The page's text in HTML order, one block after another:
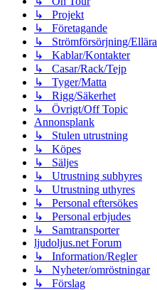
↳ Projekt
↳ Företagande
↳ Strömförsörjning/Ellära
↳ Kablar/Kontakter
↳ Casar/Rack/Tejp
↳ Tyger/Matta
↳ Rigg/Säkerhet
↳ Övrigt/Off Topic
Annonsplank
↳ Stulen utrustning
↳ Köpes
↳ Säljes
↳ Utrustning subhyres
↳ Utrustning uthyres
↳ Personal eftersökes
↳ Personal erbjudes
↳ Samtransporter
ljudoljus.net Forum
↳ Information/Regler
↳ Nyheter/omröstningar
↳ Förslag